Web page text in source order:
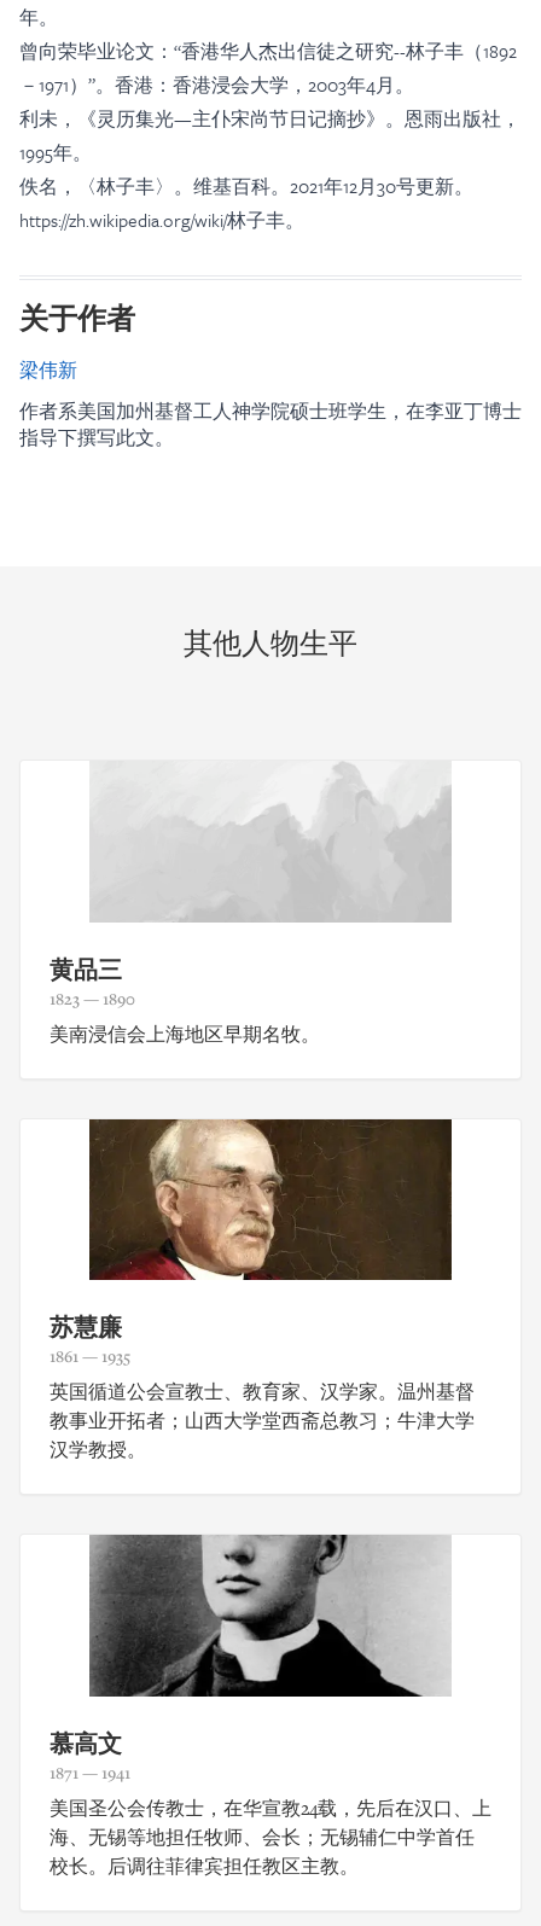
年。
曾向荣毕业论文：“香港华人杰出信徒之研究--林子丰（1892
－1971） ”。香港：香港浸会大学，2003年4月。
利未，《灵历集光—主仆宋尚节日记摘抄》。恩雨出版社，
1995年。
佚名，〈林子丰〉。维基百科。2021年12月30号更新。
https://zh.wikipedia.org/wiki/林子丰。
关于作者
梁伟新
作者系美国加州基督工人神学院硕士班学生，在李亚丁博士
指导下撰写此文。
其他人物生平
黄品三
1823 — 1890
美南浸信会上海地区早期名牧。
苏慧廉
1861 — 1935
英国循道公会宣教士、教育家、汉学家。温州基督
教事业开拓者；山西大学堂西斋总教习；牛津大学
汉学教授。
慕高文
1871 — 1941
美国圣公会传教士，在华宣教24载，先后在汉口、上
海、无锡等地担任牧师、会长；无锡辅仁中学首任
校长。后调往菲律宾担任教区主教。